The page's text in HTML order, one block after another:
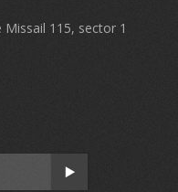
115, sector 1